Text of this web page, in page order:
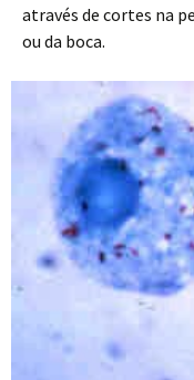
através de cortes na
ou da boca.